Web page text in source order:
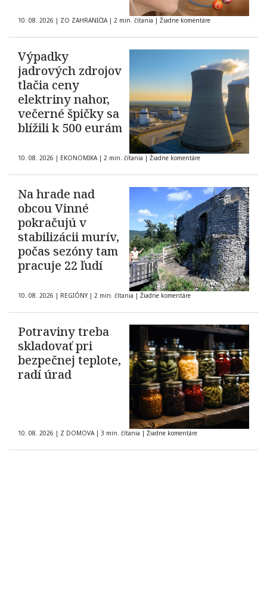
10. 08. 2026 | ZO ZAHRANIČIA | 2 min. čítania | Žiadne komentáre
Výpadky
jadrových zdrojov
tlačia ceny
elektriny nahor,
večerné špičky sa
blížili k 500 eurám
10. 08. 2026 | EKONOMIKA | 2 min. čítania | Žiadne komentáre
Na hrade nad
obcou Vinné
pokračujú v
stabilizácii murív,
počas sezóny tam
pracuje 22 ľudí
10. 08. 2026 | REGIÓNY | 2 min. čítania | Žiadne komentáre
Potraviny treba
skladovať pri
bezpečnej teplote,
radí úrad
10. 08. 2026 | Z DOMOVA | 3 min. čítania | Žiadne komentáre